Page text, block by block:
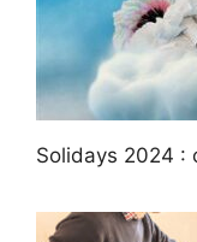
Solidays 2024 :